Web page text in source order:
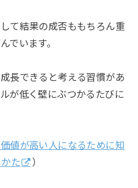
て結果の成否ももちろん重
でいます。
長できると考える習慣があ
が低く壁にぶつかるたびに
値が高い人になるために知
た
）